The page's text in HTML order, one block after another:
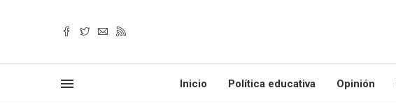
Inicio Política educativa Opinión